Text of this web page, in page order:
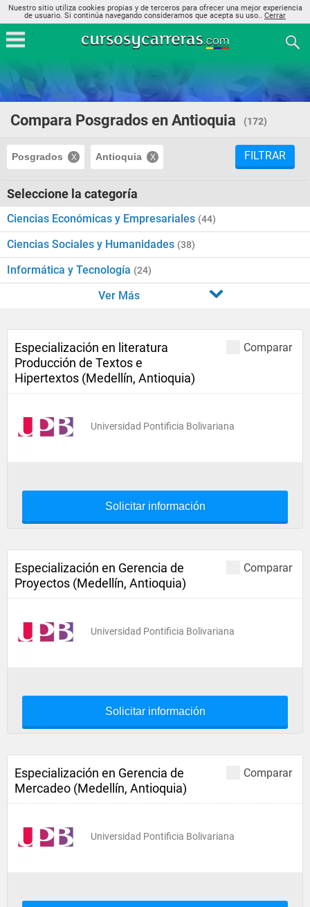
Nuestro sitio utiliza cookies propias y de terceros para ofrecer una mejor experiencia
de usuario. Si continúa navegando consideramos que acepta su uso.. Cerrar
Compara Posgrados en Antioquia (172)
Posgrados Antioquia FILTRAR
Seleccione la categoría
Ciencias Económicas y Empresariales (44)
Ciencias Sociales y Humanidades (38)
Informática y Tecnología (24)
Ver Más
Comparar
Especialización en literatura
Producción de Textos e
Hipertextos (Medellín, Antioquia)
Universidad Pontificia Bolivariana
Solicitar información
Comparar
Especialización en Gerencia de
Proyectos (Medellín, Antioquia)
Universidad Pontificia Bolivariana
Solicitar información
Comparar
Especialización en Gerencia de
Mercadeo (Medellín, Antioquia)
Universidad Pontificia Bolivariana